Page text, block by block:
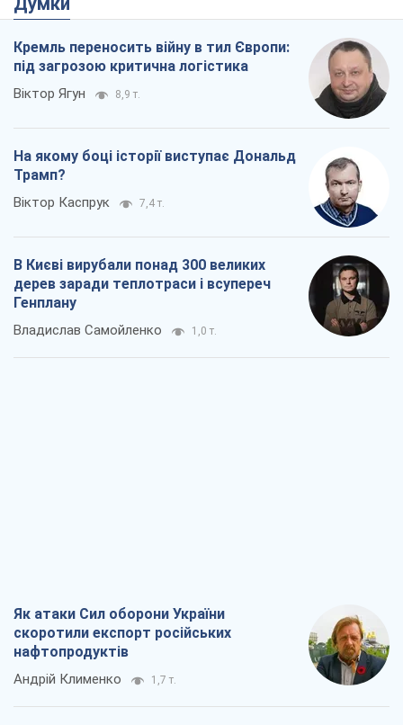
Кремль переносить війну в тил Європи:
під загрозою критична логістика
Віктор Ягун 8,9 т.
На якому боці історії виступає Дональд
Трамп?
Віктор Каспрук 7,4 т.
В Києві вирубали понад 300 великих
дерев заради теплотраси і всупереч
Генплану
Владислав Самойленко 1,0 т.
Як атаки Сил оборони України
скоротили експорт російських
нафтопродуктів
Андрій Клименко 1,7 т.